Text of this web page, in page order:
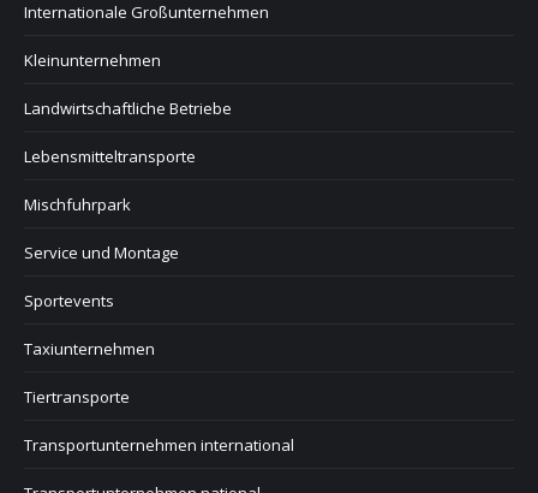
Internationale Großunternehmen
Kleinunternehmen
Landwirtschaftliche Betriebe
Lebensmitteltransporte
Mischfuhrpark
Service und Montage
Sportevents
Taxiunternehmen
Tiertransporte
Transportunternehmen international